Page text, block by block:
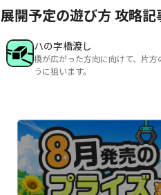
展開予定の遊び方 攻略記
ハの字橋渡し
橋が広がった方向に向けて、片
うに狙います。